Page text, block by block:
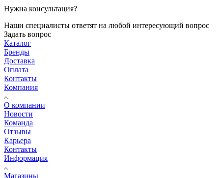
Нужна консультация?
Наши специалисты ответят на любой интересующий вопрос
Задать вопрос
Каталог
Бренды
Доставка
Оплата
Контакты
Компания
О компании
Новости
Команда
Отзывы
Карьера
Контакты
Информация
Магазины